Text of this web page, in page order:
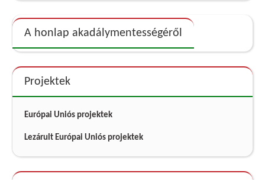
A honlap akadálymentességéről
Projektek
Európai Uniós projektek
Lezárult Európai Uniós projektek